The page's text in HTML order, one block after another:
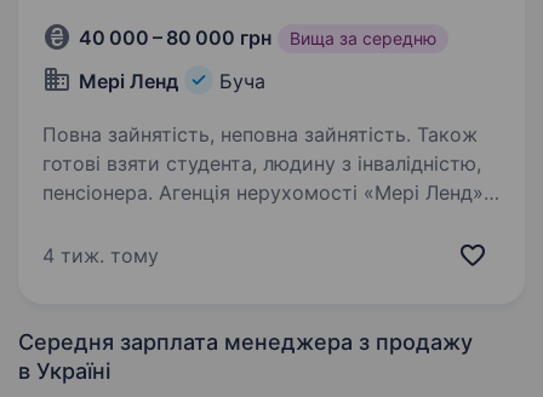
40 000 – 80 000 грн Вища за середню
Мері Ленд Буча
Повна зайнятість, неповна зайнятість. Також
готові взяти студента, людину з інвалідністю,
пенсіонера. Агенція нерухомості «Мері Ленд»
відповідального спеціаліста! Вимоги:
перевагою, але…
4 тиж. тому
Середня зарплата менеджера з продажу
в Україні